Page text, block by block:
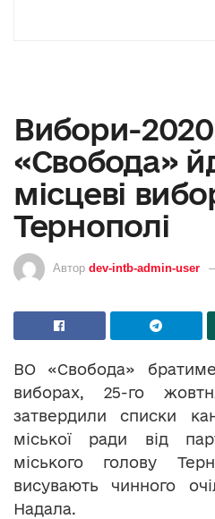
Вибори-
«Свобода»
місцеві
Тернополі
Автор dev-intb-admin-user
ВО «Свобода»
виборах, 25-го
затвердили списки
міської ради від
міського голову
висувають чинного
Надала.